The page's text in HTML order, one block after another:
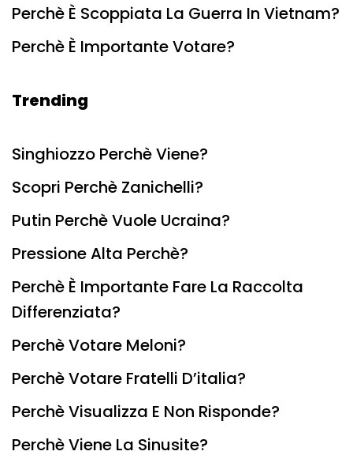
Perchè È Scoppiata La Guerra In Vietnam?
Perchè È Importante Votare?
Trending
Singhiozzo Perchè Viene?
Scopri Perchè Zanichelli?
Putin Perchè Vuole Ucraina?
Pressione Alta Perchè?
Perchè È Importante Fare La Raccolta
Differenziata?
Perchè Votare Meloni?
Perchè Votare Fratelli D’italia?
Perchè Visualizza E Non Risponde?
Perchè Viene La Sinusite?